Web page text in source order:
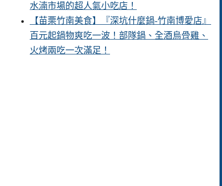
水湳市場的超人氣小吃店！
【苗栗竹南美食】『深坑什麼鍋-竹南博愛店』
百元起鍋物爽吃一波！部隊鍋、全酒烏骨雞、
火烤兩吃一次滿足！